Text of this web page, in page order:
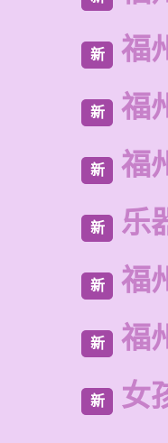
新 福
新 福
新 福
新 乐
新 福
新 福
新 女